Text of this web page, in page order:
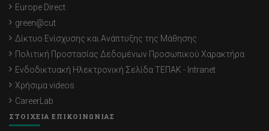
Europe Direct
green@cut
Δίκτυο Ενίσχυσης και Ανάπτυξης της Μάθησης
Πολιτική Προστασίας Δεδομένων Προσωπικού Χαρακτήρα
Ενδοδικτυακή Ηλεκτρονική Σελίδα ΤΕΠΑΚ - Intranet
Χρήσιμα videos
CareerLab
ΣΤΟΙΧΕΙΑ ΕΠΙΚΟΙΝΩΝΙΑΣ